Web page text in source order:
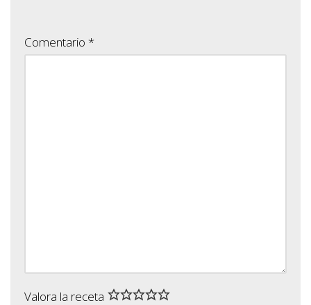
Comentario *
Valora la receta